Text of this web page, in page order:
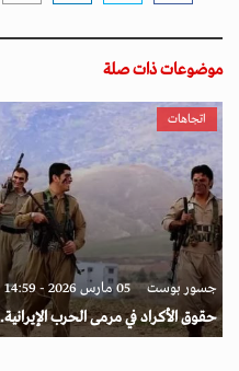
موضوعات ذات صلة
اتجاهات
جسور بوست 05 مارس 2026 - 14:59
حقوق الأكراد في مرمى الحرب